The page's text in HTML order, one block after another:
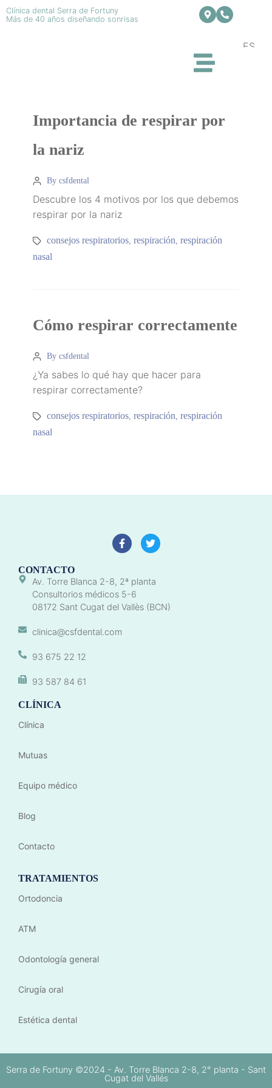
Clínica dental Serra de Fortuny
Más de 40 años diseñando sonrisas
ES
Importancia de respirar por
la nariz
By csfdental
Descubre los 4 motivos por los que debemos
respirar por la nariz
consejos respiratorios,respiración,respiración
nasal
Cómo respirar correctamente
By csfdental
¿Ya sabes lo qué hay que hacer para
respirar correctamente?
consejos respiratorios,respiración,respiración
nasal
CONTACTO
Av. Torre Blanca 2-8, 2ª planta
Consultorios médicos 5-6
08172 Sant Cugat del Vallès (BCN)
clinica@csfdental.com
93 675 22 12
93 587 84 61
CLÍNICA
Clínica
Mutuas
Equipo médico
Blog
Contacto
TRATAMIENTOS
Ortodoncia
ATM
Odontología general
Cirugía oral
Estética dental
Serra de Fortuny ©2024 - Av. Torre Blanca 2-8, 2° planta - Sant
Cugat del Vallés